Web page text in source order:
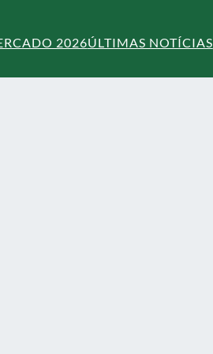
2026ÚLTIMAS NOTÍCIAS